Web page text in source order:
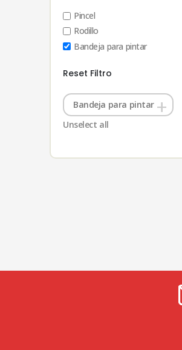
Pincel
Rodillo
Bandeja para pintar
Reset Filtro
Bandeja para pintar
Unselect all